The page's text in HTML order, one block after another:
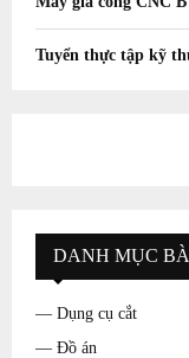
Tuyển thực tập kỹ
DANH MỤC
— Dụng cụ cắt
— Đồ án